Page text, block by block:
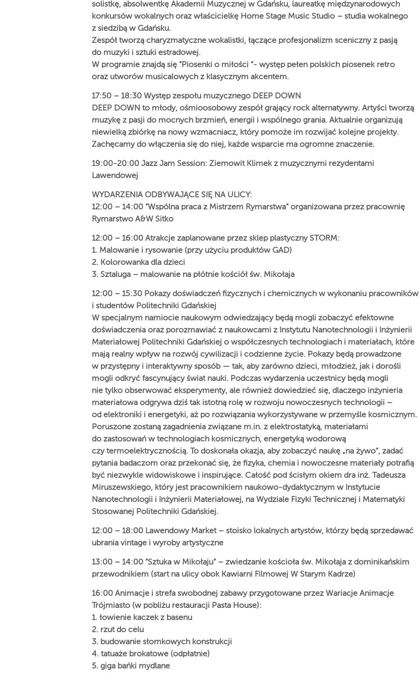
solistkę, absolwentkę Akademii Muzycznej w Gdańsku, laureatkę międzynarodowych
konkursów wokalnych oraz właścicielkę Home Stage Music Studio – studia wokalnego
z siedzibą w Gdańsku.
Zespół tworzą charyzmatyczne wokalistki, łączące profesjonalizm sceniczny z pasją
do muzyki i sztuki estradowej.
W programie znajdą się “Piosenki o miłości “- występ pełen polskich piosenek retro
oraz utworów musicalowych z klasycznym akcentem.
17:50 – 18:30 Występ zespołu muzycznego DEEP DOWN
DEEP DOWN to młody, ośmioosobowy zespół grający rock alternatywny. Artyści tworzą
muzykę z pasji do mocnych brzmień, energii i wspólnego grania. Aktualnie organizują
niewielką zbiórkę na nowy wzmacniacz, który pomoże im rozwijać kolejne projekty.
Zachęcamy do włączenia się do niej, każde wsparcie ma ogromne znaczenie.
19:00-20:00 Jazz Jam Session: Ziemowit Klimek z muzycznymi rezydentami
Lawendowej
WYDARZENIA ODBYWAJĄCE SIĘ NA ULICY:
12:00 – 14:00 “Wspólna praca z Mistrzem Rymarstwa” organizowana przez pracownię
Rymarstwo A&W Sitko
12:00 – 16:00 Atrakcje zaplanowane przez sklep plastyczny STORM:
1. Malowanie i rysowanie (przy użyciu produktów GAD)
2. Kolorowanka dla dzieci
3. Sztaluga – malowanie na płótnie kościół św. Mikołaja
12:00 – 15:30 Pokazy doświadczeń fizycznych i chemicznych w wykonaniu pracowników
i studentów Politechniki Gdańskiej
W specjalnym namiocie naukowym odwiedzający będą mogli zobaczyć efektowne
doświadczenia oraz porozmawiać z naukowcami z Instytutu Nanotechnologii i Inżynierii
Materiałowej Politechniki Gdańskiej o współczesnych technologiach i materiałach, które
mają realny wpływ na rozwój cywilizacji i codzienne życie. Pokazy będą prowadzone
w przystępny i interaktywny sposób — tak, aby zarówno dzieci, młodzież, jak i dorośli
mogli odkryć fascynujący świat nauki. Podczas wydarzenia uczestnicy będą mogli
nie tylko obserwować eksperymenty, ale również dowiedzieć się, dlaczego inżynieria
materiałowa odgrywa dziś tak istotną rolę w rozwoju nowoczesnych technologii –
od elektroniki i energetyki, aż po rozwiązania wykorzystywane w przemyśle kosmicznym.
Poruszone zostaną zagadnienia związane m.in. z elektrostatyką, materiałami
do zastosowań w technologiach kosmicznych, energetyką wodorową
czy termoelektrycznością. To doskonała okazja, aby zobaczyć naukę „na żywo”, zadać
pytania badaczom oraz przekonać się, że fizyka, chemia i nowoczesne materiały potrafią
być niezwykle widowiskowe i inspirujące. Całość pod ścisłym okiem dra inż. Tadeusza
Miruszewskiego, który jest pracownikiem naukowo-dydaktycznym w Instytucie
Nanotechnologii i Inżynierii Materiałowej, na Wydziale Fizyki Technicznej i Matematyki
Stosowanej Politechniki Gdańskiej.
12:00 – 18:00 Lawendowy Market – stoisko lokalnych artystów, którzy będą sprzedawać
ubrania vintage i wyroby artystyczne
13:00 – 14:00 “Sztuka w Mikołaju” – zwiedzanie kościoła św. Mikołaja z dominikańskim
przewodnikiem (start na ulicy obok Kawiarni Filmowej W Starym Kadrze)
16:00 Animacje i strefa swobodnej zabawy przygotowane przez Wariacje Animacje
Trójmiasto (w pobliżu restauracji Pasta House):
1. łowienie kaczek z basenu
2. rzut do celu
3. budowanie słomkowych konstrukcji
4. tatuaże brokatowe (odpłatnie)
5. giga bańki mydlane